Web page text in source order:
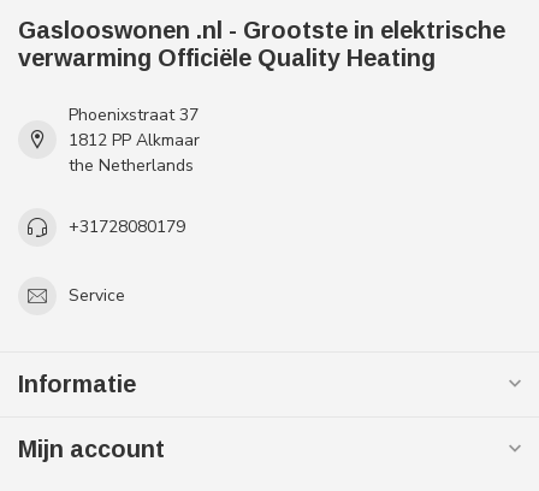
Gaslooswonen .nl - Grootste in elektrische
verwarming Officiële Quality Heating
Phoenixstraat 37
1812 PP Alkmaar
the Netherlands
+31728080179
Service
Informatie
Mijn account